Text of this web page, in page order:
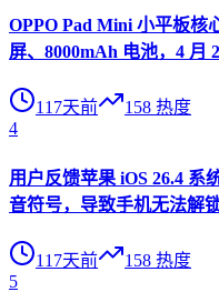
OPPO Pad Mini 小平板核
屏、8000mAh 电池，4 月
117天前 158 热度
4
用户反馈苹果 iOS 26.4 系
音符号，导致手机无法解
117天前 158 热度
5